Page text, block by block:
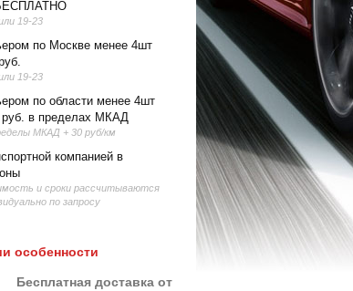
19-23
по Москве менее 4шт
19-23
по области менее 4шт
руб. в пределах МКАД
МКАД + 30 руб/км
компанией в
и сроки рассчитываются
по запросу
особенности
Бесплатная доставка от